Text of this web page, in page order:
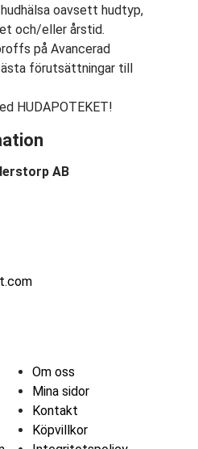
oavsett hudtyp,
och/eller årstid.
på Avancerad
förutsättningar till
HUDAPOTEKET!
AB
Om oss
Mina sidor
Kontakt
Köpvillkor